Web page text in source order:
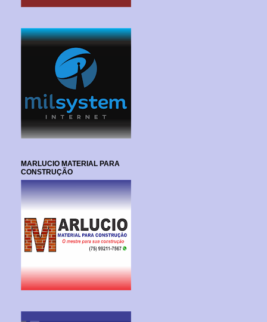
MARLUCIO MATERIAL PARA
CONSTRUÇÃO